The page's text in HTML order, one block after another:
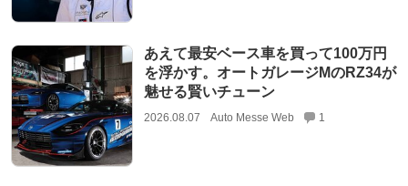
あえて最安ベース車を買って100万円
を浮かす。オートガレージMのRZ34が
魅せる賢いチューン
2026.08.07 Auto Messe Web 1